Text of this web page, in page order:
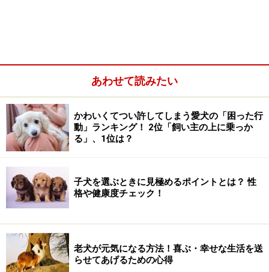
人間の髪の毛であっても時には絡まって引っかかるとい
うことがありますが、全身被毛に包まれた犬の場合は毛
玉が見つかることがよくあります。たかだか毛が絡まっ
たくらいでしょ？と侮るなかれ。毛玉をそのままにして
あわせて読みたい
かわいくてつい許してしまう愛犬の「困った行
動」ランキング！ 2位「飼い主の上に乗っか
る」、1位は？
子犬を選ぶときに見極めるポイントとは？ 性
格や健康度チェック！
老犬が元気になる方法！喜ぶ・幸せな生活を送
らせてあげるための心得